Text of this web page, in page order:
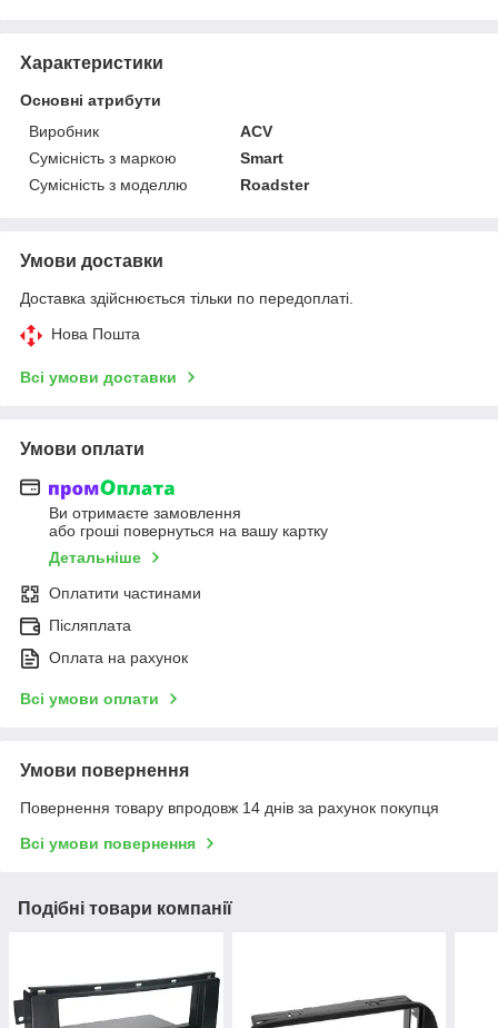
Характеристики
Основні атрибути
Виробник
ACV
Сумісність з маркою
Smart
Сумісність з моделлю
Roadster
Умови доставки
Доставка здійснюється тільки по передоплаті.
Нова Пошта
Всі умови доставки
Умови оплати
Ви отримаєте замовлення
або гроші повернуться на вашу картку
Детальніше
Оплатити частинами
Післяплата
Оплата на рахунок
Всі умови оплати
Умови повернення
Повернення товару впродовж 14 днів за рахунок покупця
Всі умови повернення
Подібні товари компанії